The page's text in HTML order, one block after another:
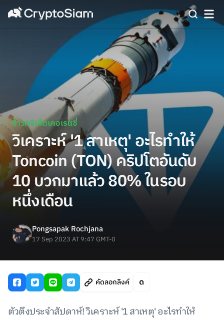
ข่าวคริปโตเคอเรนซี่
วิเคราะห์ '1 สาเหตุ' อะไรทำให้
Toncoin (TON) คริปโตอันดับ
10 บวกมาแล้ว 80% ในรอบ
หนึ่งเดือน
Pongsapak Rochjana
17 Sep 2023 AT 9:47 GMT-0
คัดลอกลิงค์
ตัวตึงประจำสัปดาห์! วิเคราะห์ '1 สาเหตุ' อะไรทำให้